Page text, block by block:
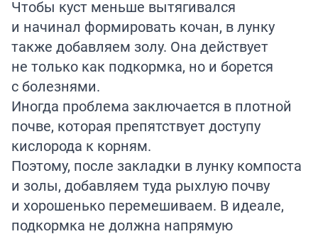
Чтобы куст меньше вытягивался
и начинал формировать кочан, в лунку
также добавляем золу. Она действует
не только как подкормка, но и борется
с болезнями.
Иногда проблема заключается в плотной
почве, которая препятствует доступу
кислорода к корням.
Поэтому, после закладки в лунку компоста
и золы, добавляем туда рыхлую почву
и хорошенько перемешиваем. В идеале,
подкормка не должна напрямую